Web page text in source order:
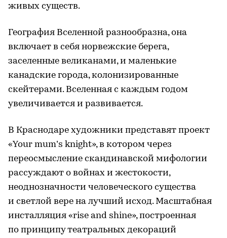
живых существ.
География Вселенной разнообразна, она
включает в себя норвежские берега,
заселенные великанами, и маленькие
канадские города, колонизированные
скейтерами. Вселенная с каждым годом
увеличивается и развивается.
В Краснодаре художники представят проект
«Your mum’s knight», в котором через
переосмысление скандинавской мифологии
рассуждают о войнах и жестокости,
неоднозначности человеческого существа
и светлой вере на лучший исход. Масштабная
инсталляция «rise and shine», построенная
по принципу театральных декораций